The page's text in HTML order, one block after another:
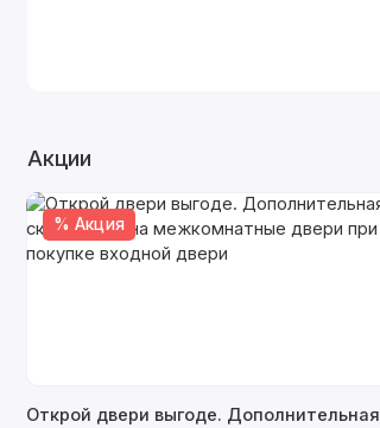
Акции
% Акция
Открой двери выгоде. Дополнительная